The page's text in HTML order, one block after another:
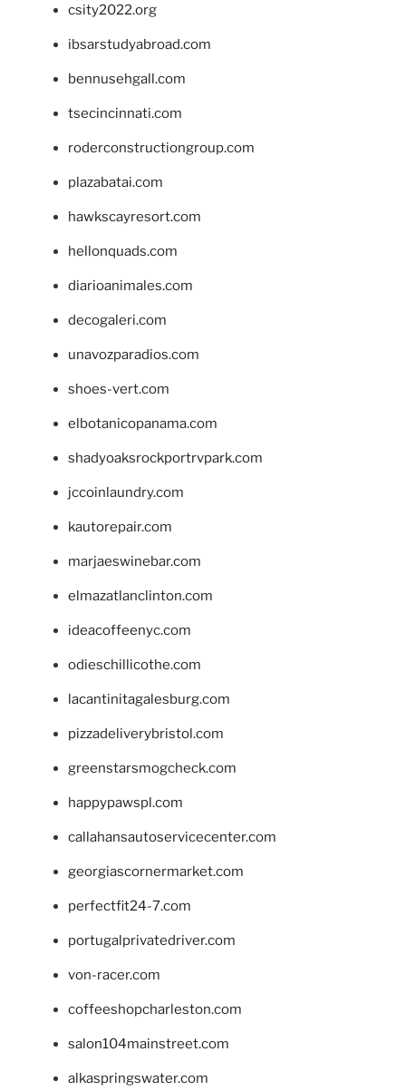
csity2022.org
ibsarstudyabroad.com
bennusehgall.com
tsecincinnati.com
roderconstructiongroup.com
plazabatai.com
hawkscayresort.com
hellonquads.com
diarioanimales.com
decogaleri.com
unavozparadios.com
shoes-vert.com
elbotanicopanama.com
shadyoaksrockportrvpark.com
jccoinlaundry.com
kautorepair.com
marjaeswinebar.com
elmazatlanclinton.com
ideacoffeenyc.com
odieschillicothe.com
lacantinitagalesburg.com
pizzadeliverybristol.com
greenstarsmogcheck.com
happypawspl.com
callahansautoservicecenter.com
georgiascornermarket.com
perfectfit24-7.com
portugalprivatedriver.com
von-racer.com
coffeeshopcharleston.com
salon104mainstreet.com
alkaspringswater.com